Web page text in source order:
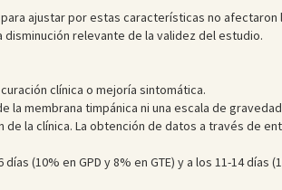
ajustar por estas características no
relevante de la validez del estudio.
clínica o mejoría sintomática.
la membrana timpánica ni una escala de
la clínica. La obtención de datos a través de
(10% en GPD y 8% en GTE) y a los 11-14 días